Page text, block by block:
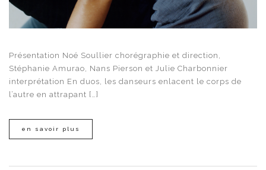
Présentation Noé Soullier chorégraphie et direction,
Stéphanie Amurao, Nans Pierson et Julie Charbonnier
interprétation En duos, les danseurs enlacent le corps de
l’autre en attrapant […]
en savoir plus